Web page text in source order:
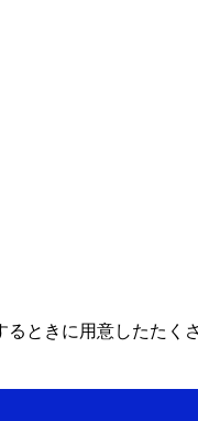
ときに用意したたく